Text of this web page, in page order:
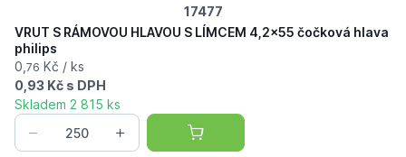
17477
VRUT S RÁMOVOU HLAVOU S LÍMCEM 4,2x55 čočková hlava
philips
0, 76 Kč / ks
0,93 Kč s DPH
Skladem 2 815 ks